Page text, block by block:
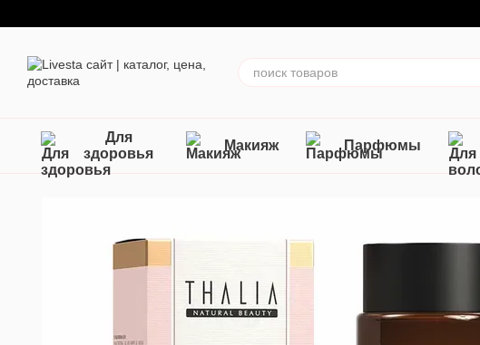
Для
здоровья
Макияж Парфюмы